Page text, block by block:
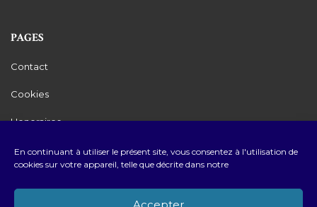
En continuant à utiliser le présent site, vous consentez à l'utilisation de
cookies sur votre appareil, telle que décrite dans notre
Accepter
PAGES
Contact
Cookies
Honoraires
Mentions légales